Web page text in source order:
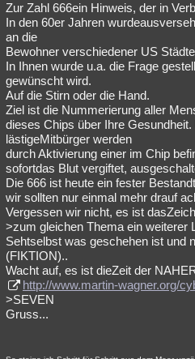
Zur Zahl 666ein Hinweis, der in
In den 60er Jahren
an die
Bewohner verschiedener US
In Ihnen wurde u.a. die Frage
gewünscht wird.
Auf die Stirn oder die Hand.
Ziel ist die Nummerierung aller
dieses Chips über Ihre
lästigeMitbürger werden
durch Aktivierung einer im Chip
sofortdas Blut vergiftet,
Die 666 ist heute ein fester
wir sollten nur einmal mehr drauf
Vergessen wir nicht, es ist
>zum gleichen Thema ein weiterer
Sehtselbst was geschehen ist und
(FIKTION)..
Wacht auf, es ist dieZeit der
http://www.martin-wagner.org/
>SEVEN
Gruss...